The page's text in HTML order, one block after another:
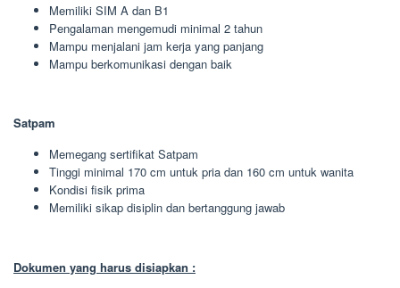
Memiliki SIM A dan B1
Pengalaman mengemudi minimal 2 tahun
Mampu menjalani jam kerja yang panjang
Mampu berkomunikasi dengan baik
Satpam
Memegang sertifikat Satpam
Tinggi minimal 170 cm untuk pria dan 160 cm untuk wanita
Kondisi fisik prima
Memiliki sikap disiplin dan bertanggung jawab
Dokumen yang harus disiapkan :